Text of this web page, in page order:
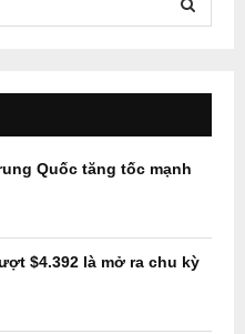
E
A
H
Quốc tăng tốc mạnh
$4.392 là mở ra chu kỳ